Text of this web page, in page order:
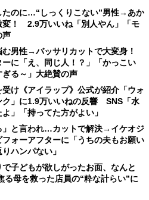
たのに…“しっくりこない”男性→あか
変！ 2.9万いいね「別人やん」「モ
声
む男性→バッサリカットで大変身！
ーに「え、同じ人！？」「かっこい
る～」大絶賛の声
け《アイラップ》公式が紹介「ウォ
ク」に1.9万いいねの反響 SNS「水
」「持ってた方がよい」
」と言われ…カットで解決→イケオジ
ォーアフターに「うちの夫もお願い
ハンパない」
で子どもが欲しがったお面、なんと
母を救った店員の“粋な計らい”に